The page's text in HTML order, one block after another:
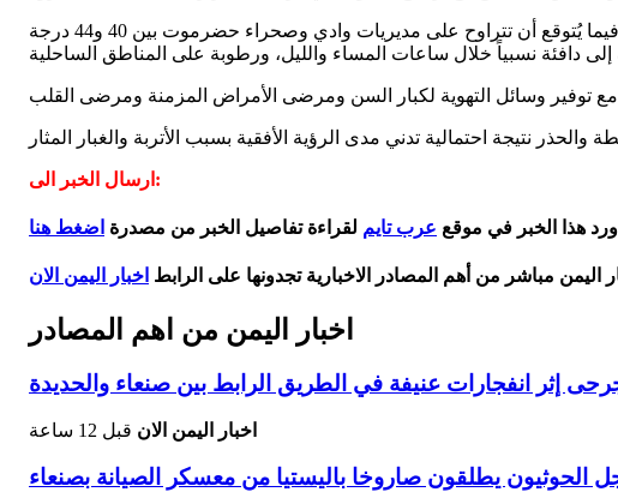
وأشار التقرير إلى أن درجات الحرارة العظمى المتوقعة على مديريات ساحل حضرموت ستتراوح بين 37 و40 درجة مئوية، فيما يُتوقع أن تتراوح على مديريات وادي وصحراء حضرموت بين 40 و44 درجة
ارسال الخبر الى:
ورد هذا الخبر في موقع عرب تايم لقراءة تفاصيل الخبر من مصدرة اضغط هنا
اليمن مباشر من أهم المصادر الاخبارية تجدونها على الرابط اخبار اليمن الان
اخبار اليمن من اهم المصادر
إثر انفجارات عنيفة في الطريق الرابط بين صنعاء والحديدة
اخبار اليمن الان قبل 12 ساعة
الحوثيون يطلقون صاروخا باليستيا من معسكر الصيانة بصنعاء